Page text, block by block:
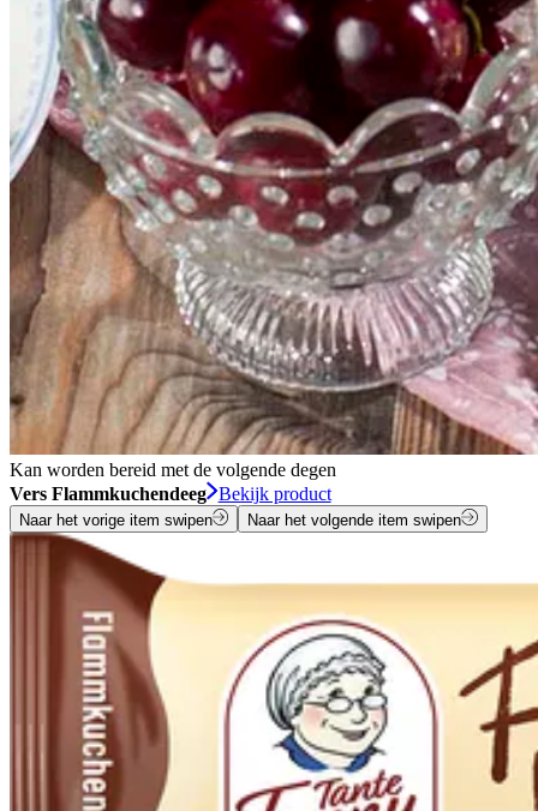
Kan worden bereid met de volgende degen
Vers Flammkuchendeeg Bekijk product
Naar het vorige item swipen Naar het volgende item swipen